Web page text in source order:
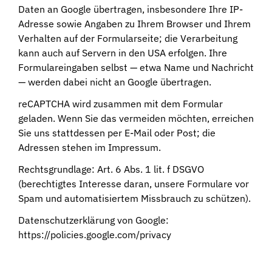
Daten an Google übertragen, insbesondere Ihre IP-
Adresse sowie Angaben zu Ihrem Browser und Ihrem
Verhalten auf der Formularseite; die Verarbeitung
kann auch auf Servern in den USA erfolgen. Ihre
Formulareingaben selbst — etwa Name und Nachricht
— werden dabei nicht an Google übertragen.
reCAPTCHA wird zusammen mit dem Formular
geladen. Wenn Sie das vermeiden möchten, erreichen
Sie uns stattdessen per E-Mail oder Post; die
Adressen stehen im Impressum.
Rechtsgrundlage: Art. 6 Abs. 1 lit. f DSGVO
(berechtigtes Interesse daran, unsere Formulare vor
Spam und automatisiertem Missbrauch zu schützen).
Datenschutzerklärung von Google:
https://policies.google.com/privacy